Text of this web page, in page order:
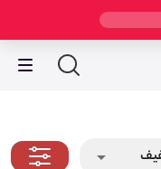
arrow_drop_down